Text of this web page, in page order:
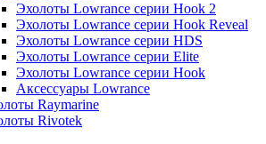
Эхолоты Lowrance серии Hook 2
Эхолоты Lowrance серии Hook Reveal
Эхолоты Lowrance серии HDS
Эхолоты Lowrance серии Elite
Эхолоты Lowrance серии Hook
Аксессуары Lowrance
Raymarine
Rivotek